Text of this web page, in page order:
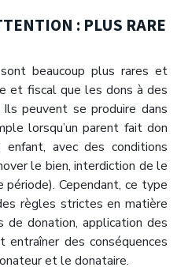
: PLUS RARE
beaucoup plus rares et
et fiscal que les dons à des
peuvent se produire dans
lorsqu’un parent fait don
enfant, avec des conditions
le bien, interdiction de le
Cependant, ce type
règles strictes en matière
donation, application des
des conséquences
et le donataire.